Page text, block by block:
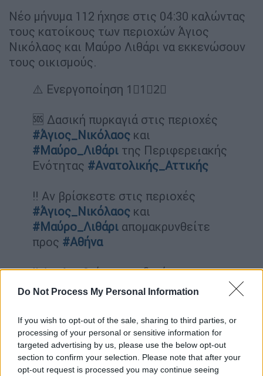
Do Not Process My Personal Information
If you wish to opt-out of the sale, sharing to third parties, or
processing of your personal or sensitive information for
targeted advertising by us, please use the below opt-out
section to confirm your selection. Please note that after your
opt-out request is processed you may continue seeing
Νέο μήνυμα 112 ήχησε στις 04:30 καλώντας
τους κατοίκους των περιοχών Άγιος
Νικόλαος και Μαύρο Λιθάρι να εκκενώσουν
τους οικισμούς.
⚠️ Ενεργοποίηση 1⃣1⃣2⃣
🆘 Δασική πυρκαγιά στις περιοχές
#Άγιος_Νικόλαος και
#Μαύρο_Λιθάρι της Περιφερειακής
Ενότητας #Ανατολικής_Αττικής
‼️ Αν βρίσκεστε στις περιοχές
#Άγιος_Νικόλαος και
#Μαύρο_Λιθάρι απομακρυνθείτε
προς #Αθήνα
‼️ Ακολουθείτε τις οδηγίες των
Αρχών
ℹ️…
— 112 Greece (@112Greece)August
9, 2025